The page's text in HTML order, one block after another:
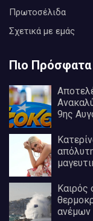
Πρωτοσέλιδα
Σχετικά με εμάς
Πιο Πρόσφατα
9ης
Καιρός
ανέμων